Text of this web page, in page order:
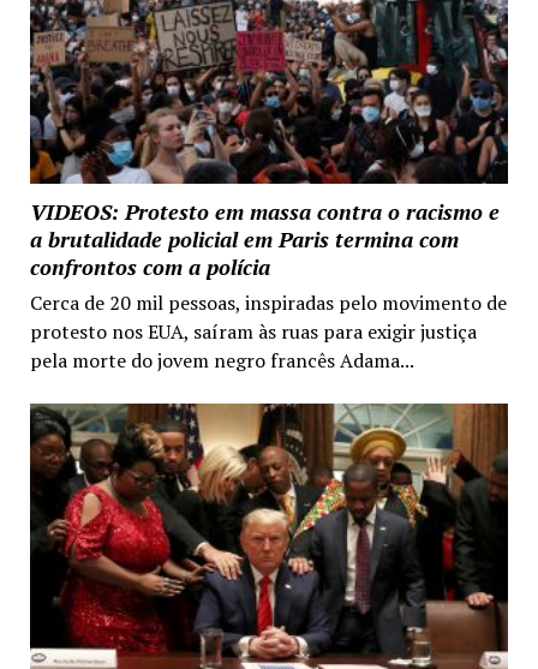
VIDEOS: Protesto em massa contra o racismo e
a brutalidade policial em Paris termina com
confrontos com a polícia
Cerca de 20 mil pessoas, inspiradas pelo movimento de
protesto nos EUA, saíram às ruas para exigir justiça
pela morte do jovem negro francês Adama...